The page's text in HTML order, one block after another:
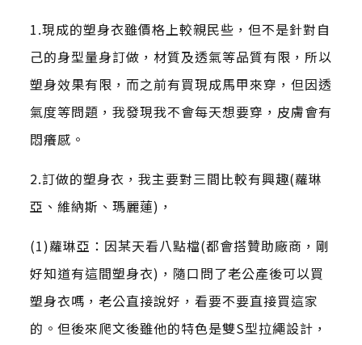
1.現成的塑身衣雖價格上較親民些，但不是針對自
己的身型量身訂做，材質及透氣等品質有限，所以
塑身效果有限，而之前有買現成馬甲來穿，但因透
氣度等問題，我發現我不會每天想要穿，皮膚會有
悶癢感。
2.訂做的塑身衣，我主要對三間比較有興趣(蘿琳
亞、維納斯、瑪麗蓮)，
(1)蘿琳亞：因某天看八點檔(都會搭贊助廠商，剛
好知道有這間塑身衣)，隨口問了老公產後可以買
塑身衣嗎，老公直接說好，看要不要直接買這家
的。但後來爬文後雖他的特色是雙S型拉繩設計，